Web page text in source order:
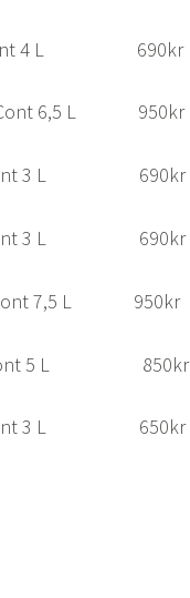
Cont 4 L 690kr
Cont 6,5 L 950kr
Cont 3 L 690kr
Cont 3 L 690kr
Cont 7,5 L 950kr
cm Cont 5 L 850kr
Cont 3 L 650kr